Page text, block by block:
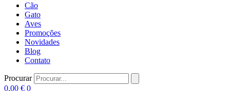
Cão
Gato
Aves
Promoções
Novidades
Blog
Contato
Procurar
0,00 € 0